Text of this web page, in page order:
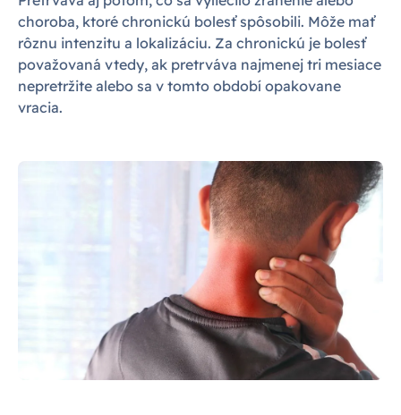
choroba, ktoré chronickú bolesť spôsobili. Môže mať
rôznu intenzitu a lokalizáciu. Za chronickú je bolesť
považovaná vtedy, ak pretrváva najmenej tri mesiace
nepretržite alebo sa v tomto období opakovane
vracia.